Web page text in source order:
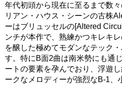
年代初頭から現在に至るまで数
リアン・ハウス・シーンの古株
ーはブリュッセルの[Altered
ンチが本作で、熟練かつキレキ
を醸した極めてモダンなテック
す。特にB面2曲は南米勢にも通
ートの要素を孕んでおり、浮遊
ークなメロディーが強烈なB-1、